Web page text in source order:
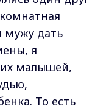
мужу дать
я
малышей,
То есть